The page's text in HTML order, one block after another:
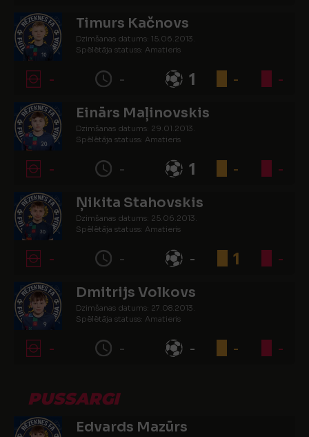
Timurs Kačnovs
Dzimšanas datums: 15.06.2013.
Spēlētāja statuss: Amatieris
- - 1 - -
Einārs Maļinovskis
Dzimšanas datums: 29.01.2013.
Spēlētāja statuss: Amatieris
- - 1 - -
Ņikita Stahovskis
Dzimšanas datums: 25.06.2013.
Spēlētāja statuss: Amatieris
- - - 1 -
Dmitrijs Volkovs
Dzimšanas datums: 27.08.2013.
Spēlētāja statuss: Amatieris
- - - - -
PUSSARGI
Edvards Mazūrs